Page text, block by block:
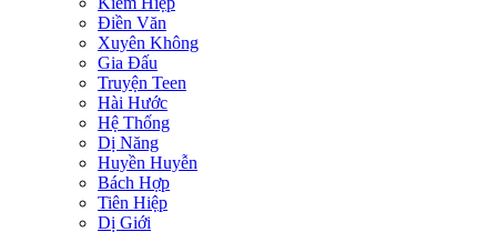
Điền Văn
Xuyên Không
Gia Đấu
Truyện Teen
Hài Hước
Hệ Thống
Dị Năng
Huyền Huyễn
Bách Hợp
Tiên Hiệp
Dị Giới